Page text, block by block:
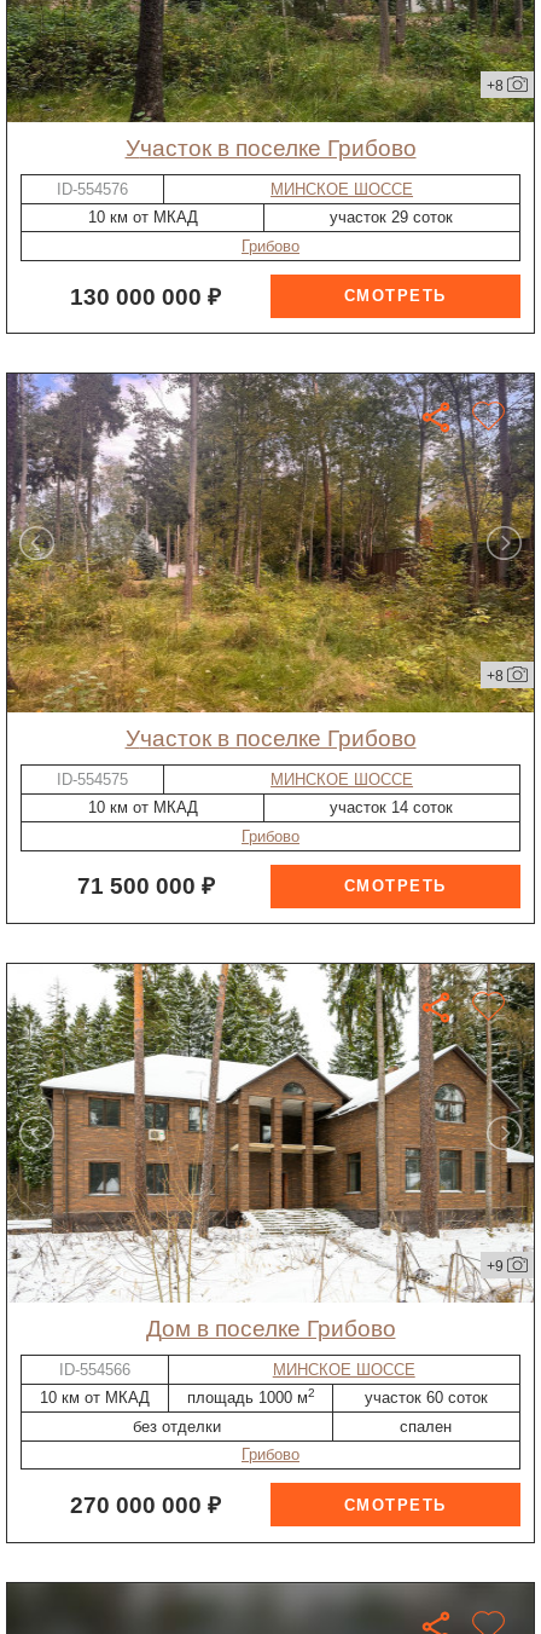
+8
участок в поселке Грибово
ID-554576
МИНСКОЕ ШОССЕ
10 км от МКАД
участок 29 соток
Грибово
130 000 000 ₽
+8
участок в поселке Грибово
ID-554575
МИНСКОЕ ШОССЕ
10 км от МКАД
участок 14 соток
Грибово
71 500 000 ₽
+9
дом в поселке Грибово
ID-554566
МИНСКОЕ ШОССЕ
10 км от МКАД
площадь 1000 м2
участок 60 соток
без отделки
спален
Грибово
270 000 000 ₽